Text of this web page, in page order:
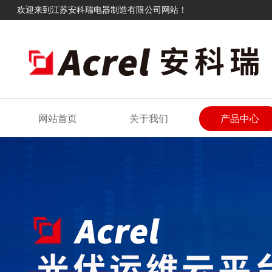
欢迎来到江苏安科瑞电器制造有限公司网站！
网站首页 关于我们 产品中心